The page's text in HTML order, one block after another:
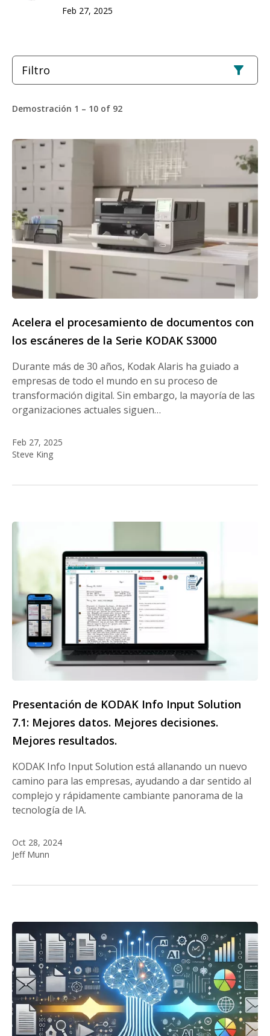
Feb 27, 2025
Filtro
Demostración 1 – 10 of 92
Acelera el procesamiento de documentos con
los escáneres de la Serie KODAK S3000
Durante más de 30 años, Kodak Alaris ha guiado a
empresas de todo el mundo en su proceso de
transformación digital. Sin embargo, la mayoría de las
organizaciones actuales siguen…
Feb 27, 2025
Steve King
Presentación de KODAK Info Input Solution
7.1: Mejores datos. Mejores decisiones.
Mejores resultados.
KODAK Info Input Solution está allanando un nuevo
camino para las empresas, ayudando a dar sentido al
complejo y rápidamente cambiante panorama de la
tecnología de IA.
Oct 28, 2024
Jeff Munn